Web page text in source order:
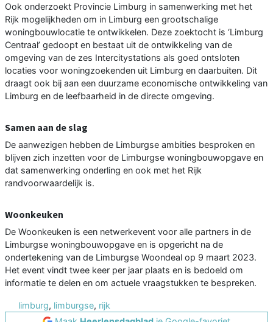
Ook onderzoekt Provincie Limburg in samenwerking met het
Rijk mogelijkheden om in Limburg een grootschalige
woningbouwlocatie te ontwikkelen. Deze zoektocht is ‘Limburg
Centraal’ gedoopt en bestaat uit de ontwikkeling van de
omgeving van de zes Intercitystations als goed ontsloten
locaties voor woningzoekenden uit Limburg en daarbuiten. Dit
draagt ook bij aan een duurzame economische ontwikkeling van
Limburg en de leefbaarheid in de directe omgeving.
Samen aan de slag
De aanwezigen hebben de Limburgse ambities besproken en
blijven zich inzetten voor de Limburgse woningbouwopgave en
dat samenwerking onderling en ook met het Rijk
randvoorwaardelijk is.
Woonkeuken
De Woonkeuken is een netwerkevent voor alle partners in de
Limburgse woningbouwopgave en is opgericht na de
ondertekening van de Limburgse Woondeal op 9 maart 2023.
Het event vindt twee keer per jaar plaats en is bedoeld om
informatie te delen en om actuele vraagstukken te bespreken.
limburg, limburgse, rijk